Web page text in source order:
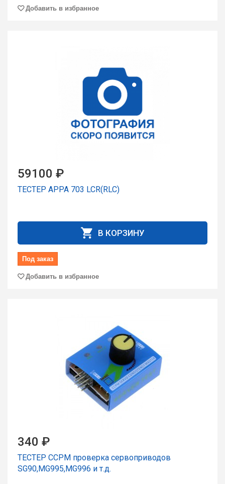
Добавить в избранное
59100 ₽
ТЕСТЕР APPA 703 LCR(RLC)
В КОРЗИНУ
Под заказ
Добавить в избранное
340 ₽
ТЕСТЕР CCPM проверка сервоприводов
SG90,MG995,MG996 и т.д.